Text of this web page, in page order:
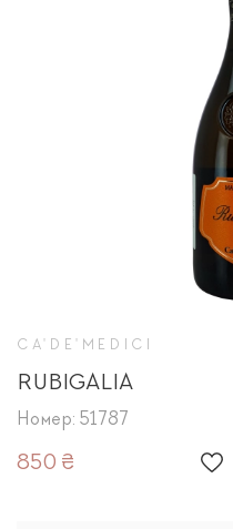
CA'DE'MEDICI
RUBIGALIA
Номер: 51787
850 ₴